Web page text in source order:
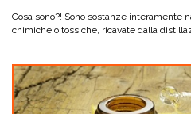
Cosa sono?! Sono sostanze interamente
chimiche o tossiche, ricavate dalla